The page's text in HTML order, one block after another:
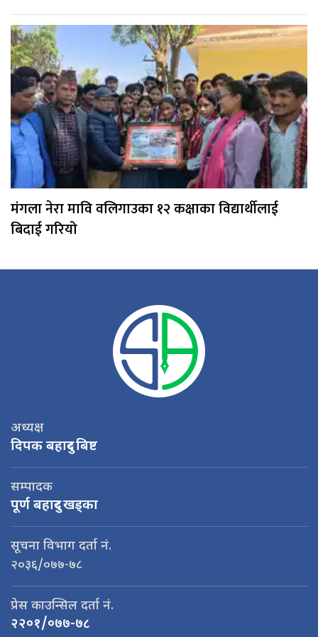
मंगला नेरा मावि वलिगाउका १२ कक्षाका विद्यार्थीलाई
बिदाई गरियो
अध्यक्ष
दिपक बहादुर बिष्ट
सम्पादक
पूर्ण बहादुर खड्का
सूचना विभाग दर्ता नं.
२०३६/०७७-७८
प्रेस काउन्सिल दर्ता नं.
२२०१/०७७-७८